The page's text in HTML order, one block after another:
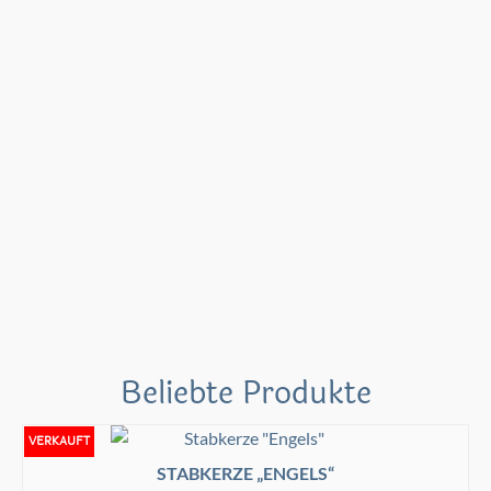
Beliebte Produkte
VERKAUFT
STABKERZE „ENGELS“